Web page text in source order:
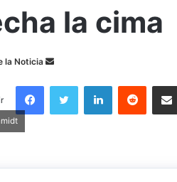
la cima
la Noticia
Send
email
FacebookTwitter LinkedInReddit